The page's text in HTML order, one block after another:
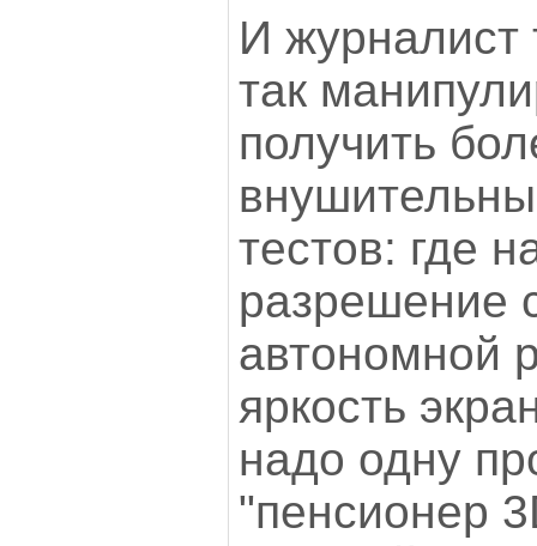
И журналист
так
получить
тестов: где
разрешение
автономной
яркость
надо одну
"пенсионер